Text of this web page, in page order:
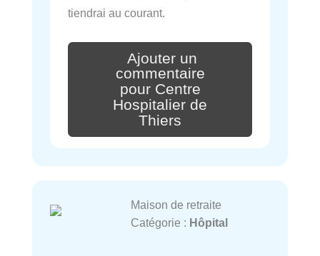
tiendrai au courant.
Ajouter un
commentaire
pour Centre
Hospitalier de
Thiers
Maison de retraite
Catégorie : Hôpital